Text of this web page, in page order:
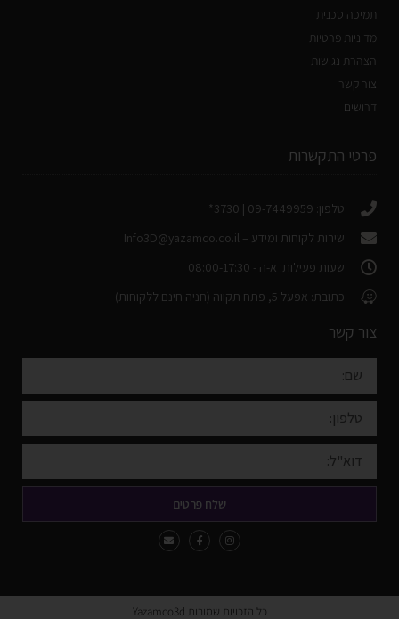
תמיכה טכנית
מדיניות פרטיות
הצהרת נגישות
צור קשר
דרושים
פרטי התקשרות
טלפון: 09-7449959 | 3730*
שירות לקוחות ומידע – Info3D@yazamco.co.il
שעות פעילות: א-ה - 08:00-17:30
כתובת: אפעל 5, פתח תקווה (חניה חינם ללקוחות)
צור קשר
שלח פרטים
כל הזכויות שמורות Yazamco3d